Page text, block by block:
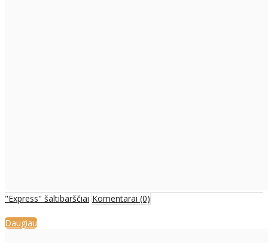
"Express" šaltibarščiai Komentarai (0)
Daugiau